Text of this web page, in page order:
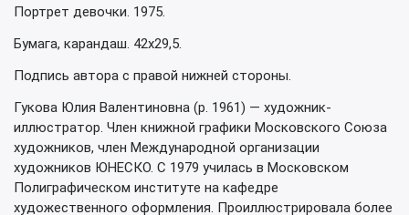
Портрет девочки. 1975.
Бумага, карандаш. 42х29,5.
Подпись автора с правой нижней стороны.
Гукова Юлия Валентиновна (р. 1961) — художник-
иллюстратор. Член книжной графики Московского Союза
художников, член Международной организации
художников ЮНЕСКО. С 1979 училась в Московском
Полиграфическом институте на кафедре
художественного оформления. Проиллюстрировала более